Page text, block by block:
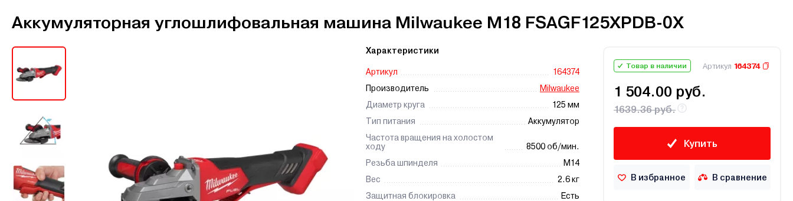
Аккумуляторная углошлифовальная машина Milwaukee M18 FSAGF125XPDB-0X
Характеристики
Артикул
164374
Производитель
Milwaukee
Диаметр круга
125 мм
Тип питания
Аккумулятор
Частота вращения на холостом
ходу
8500 об/мин.
Резьба шпинделя
М14
Вес
2.6 кг
Защитная блокировка
Есть
Товар в наличии Артикул 164374
1 504.00 руб.
1639.36 руб.
Купить
В избранное В сравнение